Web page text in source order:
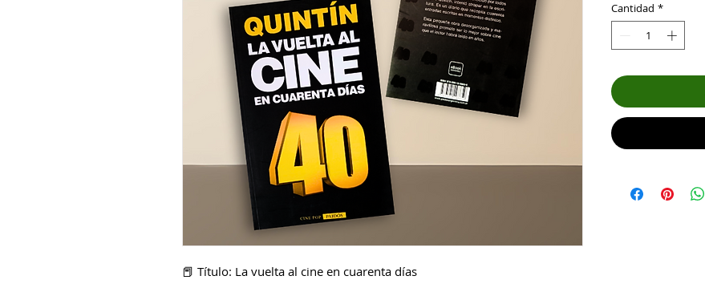
📕 Título: La vuelta al cine en cuarenta días
Cantidad *